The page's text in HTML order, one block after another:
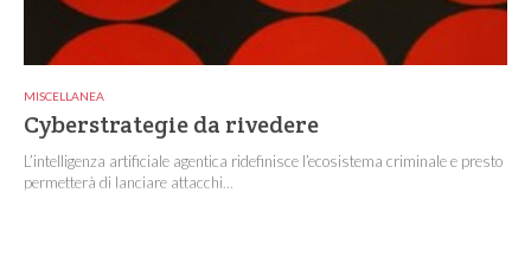
MISCELLANEA
Cyberstrategie da rivedere
L’intelligenza artificiale agentica ridefinisce l’ecosistema criminale e presto
permetterà di lanciare attacchi...